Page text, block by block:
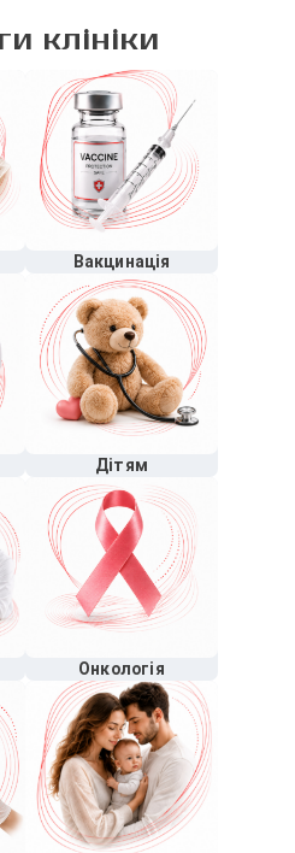
клініки
Вакцинація
Дітям
Онкологія